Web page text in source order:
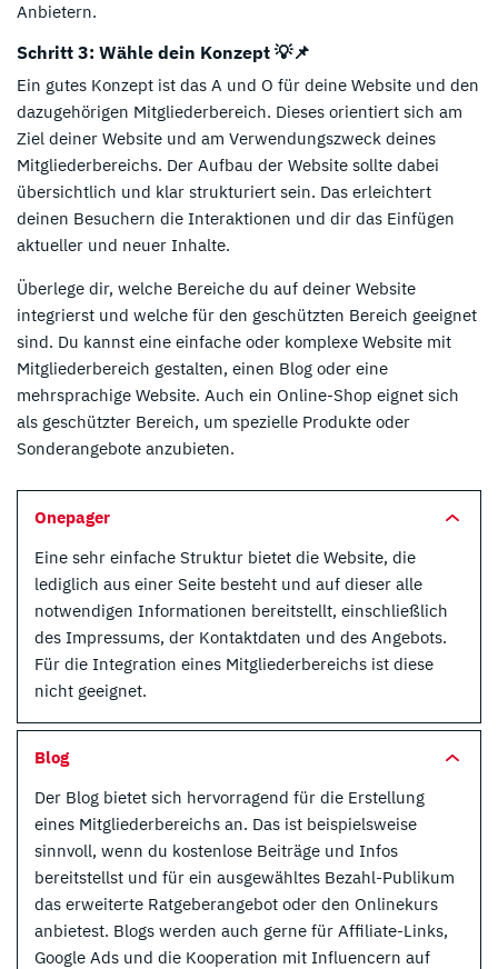
Anbietern.
Schritt 3: Wähle dein Konzept 💡📌
Ein gutes Konzept ist das A und O für deine Website und den
dazugehörigen Mitgliederbereich. Dieses orientiert sich am
Ziel deiner Website und am Verwendungszweck deines
Mitgliederbereichs. Der Aufbau der Website sollte dabei
übersichtlich und klar strukturiert sein. Das erleichtert
deinen Besuchern die Interaktionen und dir das Einfügen
aktueller und neuer Inhalte.
Überlege dir, welche Bereiche du auf deiner Website
integrierst und welche für den geschützten Bereich geeignet
sind. Du kannst eine einfache oder komplexe Website mit
Mitgliederbereich gestalten, einen Blog oder eine
mehrsprachige Website. Auch ein Online-Shop eignet sich
als geschützter Bereich, um spezielle Produkte oder
Sonderangebote anzubieten.
Onepager
Eine sehr einfache Struktur bietet die Website, die
lediglich aus einer Seite besteht und auf dieser alle
notwendigen Informationen bereitstellt, einschließlich
des Impressums, der Kontaktdaten und des Angebots.
Für die Integration eines Mitgliederbereichs ist diese
nicht geeignet.
Blog
Der Blog bietet sich hervorragend für die Erstellung
eines Mitgliederbereichs an. Das ist beispielsweise
sinnvoll, wenn du kostenlose Beiträge und Infos
bereitstellst und für ein ausgewähltes Bezahl-Publikum
das erweiterte Ratgeberangebot oder den Onlinekurs
anbietest. Blogs werden auch gerne für Affiliate-Links,
Google Ads und die Kooperation mit Influencern auf